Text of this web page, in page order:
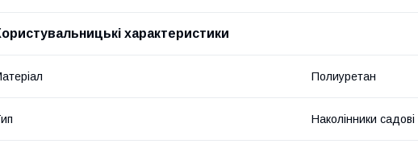
характеристики
Полиуретан
Наколінники садові